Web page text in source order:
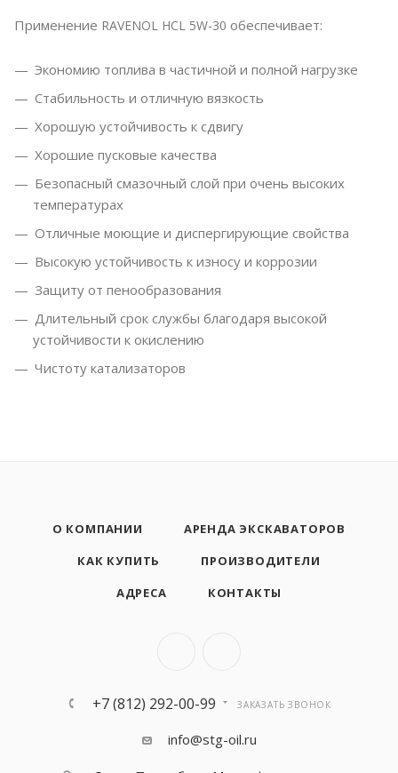
Применение RAVENOL HCL 5W-30 обеспечивает:
Экономию топлива в частичной и полной нагрузке
Стабильность и отличную вязкость
Хорошую устойчивость к сдвигу
Хорошие пусковые качества
Безопасный смазочный слой при очень высоких
температурах
Отличные моющие и диспергирующие свойства
Высокую устойчивость к износу и коррозии
Защиту от пенообразования
Длительный срок службы благодаря высокой
устойчивости к окислению
Чистоту катализаторов
О КОМПАНИИ
АРЕНДА ЭКСКАВАТОРОВ
КАК КУПИТЬ
ПРОИЗВОДИТЕЛИ
АДРЕСА
КОНТАКТЫ
+7 (812) 292-00-99 ЗАКАЗАТЬ ЗВОНОК
info@stg-oil.ru